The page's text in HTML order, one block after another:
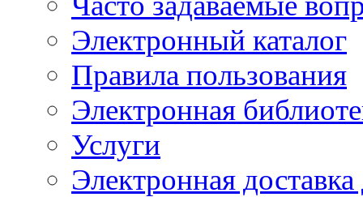
Электронный каталог
Правила пользования
Электронная
Услуги
Электронная